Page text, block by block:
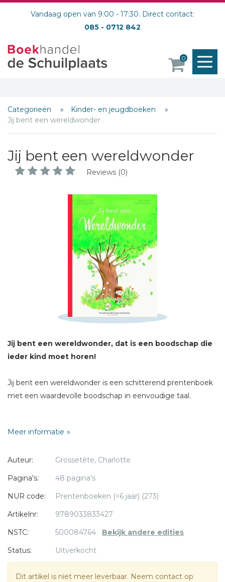
Vandaag open van 9:00 - 17:30. Direct contact:
085 - 0712 842
0
Categorieën
Kinder- en jeugdboeken
Jij bent een wereldwonder
Jij bent een wereldwonder
Reviews (0)
Jij bent een wereldwonder, dat is een boodschap die
ieder kind moet horen!
Jij bent een wereldwonder is een schitterend prentenboek
met een waardevolle boodschap in eenvoudige taal.
aan kinderen dat zij heel speciaal zijn en beschrijft in
De illustraties zijn stijlvol en in eigentijdse pastelkleuren.
het Frans is geschreven, vertaald.
Meer informatie
Auteur:
Grossetête, Charlotte
Pagina's:
48 pagina's
NUR code:
Prentenboeken (<6 jaar) (273)
Artikelnr:
9789033833427
NSTC:
500084764 Bekijk andere edities
Status:
Uitverkocht
Dit artikel is niet meer leverbaar. Neem contact op
Schrijf hieronder je review!
Titel *